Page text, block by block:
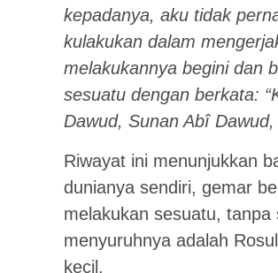
kepadanya, aku tidak
kulakukan dalam
melakukannya begini dan
sesuatu dengan berkata:
Dawud, Sunan Abî
Riwayat ini menunjukkan
dunianya sendiri, gemar
melakukan sesuatu, tanpa
menyuruhnya adalah
kecil.